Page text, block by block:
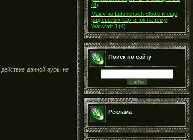
, действие данной ауры не
(0)
Maiev из Luftmensch Studio и еще
ряд свежих картинок на тему
Warcraft 3 (4)
Поиск по сайту
Реклама